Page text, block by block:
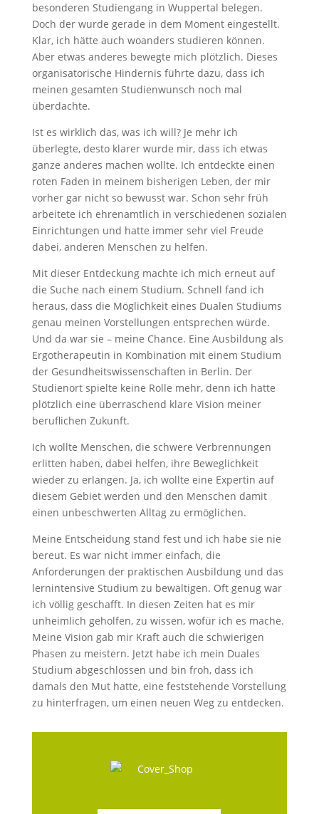
besonderen Studiengang in Wuppertal belegen.
Doch der wurde gerade in dem Moment eingestellt.
Klar, ich hätte auch woanders studieren können.
Aber etwas anderes bewegte mich plötzlich. Dieses
organisatorische Hindernis führte dazu, dass ich
meinen gesamten Studienwunsch noch mal
überdachte.
Ist es wirklich das, was ich will? Je mehr ich
überlegte, desto klarer wurde mir, dass ich etwas
ganze anderes machen wollte. Ich entdeckte einen
roten Faden in meinem bisherigen Leben, der mir
vorher gar nicht so bewusst war. Schon sehr früh
arbeitete ich ehrenamtlich in verschiedenen sozialen
Einrichtungen und hatte immer sehr viel Freude
dabei, anderen Menschen zu helfen.
Mit dieser Entdeckung machte ich mich erneut auf
die Suche nach einem Studium. Schnell fand ich
heraus, dass die Möglichkeit eines Dualen Studiums
genau meinen Vorstellungen entsprechen würde.
Und da war sie – meine Chance. Eine Ausbildung als
Ergotherapeutin in Kombination mit einem Studium
der Gesundheitswissenschaften in Berlin. Der
Studienort spielte keine Rolle mehr, denn ich hatte
plötzlich eine überraschend klare Vision meiner
beruflichen Zukunft.
Ich wollte Menschen, die schwere Verbrennungen
erlitten haben, dabei helfen, ihre Beweglichkeit
wieder zu erlangen. Ja, ich wollte eine Expertin auf
diesem Gebiet werden und den Menschen damit
einen unbeschwerten Alltag zu ermöglichen.
Meine Entscheidung stand fest und ich habe sie nie
bereut. Es war nicht immer einfach, die
Anforderungen der praktischen Ausbildung und das
lernintensive Studium zu bewältigen. Oft genug war
ich völlig geschafft. In diesen Zeiten hat es mir
unheimlich geholfen, zu wissen, wofür ich es mache.
Meine Vision gab mir Kraft auch die schwierigen
Phasen zu meistern. Jetzt habe ich mein Duales
Studium abgeschlossen und bin froh, dass ich
damals den Mut hatte, eine feststehende Vorstellung
zu hinterfragen, um einen neuen Weg zu entdecken.